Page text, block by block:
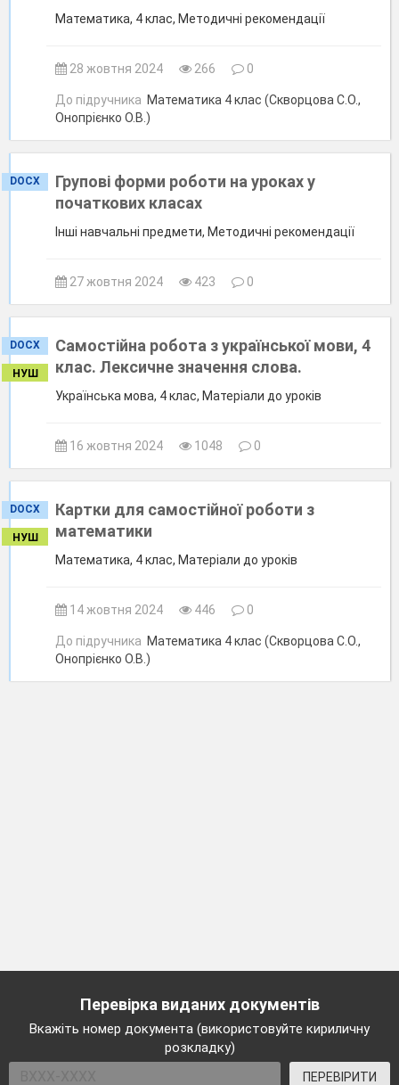
Математика, 4 клас, Методичні рекомендації
28 жовтня 2024 266 0
До підручника Математика 4 клас (Скворцова С.О.,
Онопрієнко О.В.)
DOCX
Групові форми роботи на уроках у
початкових класах
Інші навчальні предмети, Методичні рекомендації
27 жовтня 2024 423 0
DOCX
НУШ
Самостійна робота з української мови, 4
клас. Лексичне значення слова.
Українська мова, 4 клас, Матеріали до уроків
16 жовтня 2024 1048 0
DOCX
НУШ
Картки для самостійної роботи з
математики
Математика, 4 клас, Матеріали до уроків
14 жовтня 2024 446 0
До підручника Математика 4 клас (Скворцова С.О.,
Онопрієнко О.В.)
Перевірка виданих документів
Вкажіть номер документа (використовуйте кириличну
розкладку)
ПЕРЕВІРИТИ